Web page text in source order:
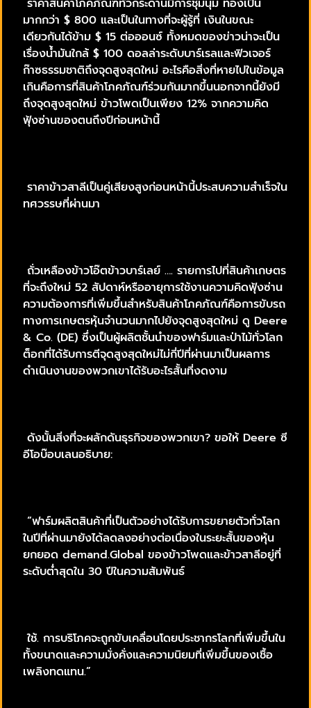
ราคาสินค้าโภคภัณฑ์ทั่วกระดานมีการชุมนุม ทองเป็น
มากกว่า $ 800 และเป็นในทางที่จะผู้รู้ที่ เงินในขณะ
เดียวกันได้ข้าม $ 15 ต่อออนซ์ ทั้งหมดของข่าวน่าจะเป็น
เรื่องน้ำมันใกล้ $ 100 ดอลล่าระดับบาร์เรลและฟิวเจอร์
ก๊าซธรรมชาติถึงจุดสูงสุดใหม่ อะไรคือสิ่งที่หายไปในข้อมูล
เกินคือการที่สินค้าโภคภัณฑ์ร่วมกันมากขึ้นนอกจากนี้ยังมี
ถึงจุดสูงสุดใหม่ ข้าวโพดเป็นเพียง 12% จากความคิด
ฟุ้งซ่านของตนถึงปีก่อนหน้านี้
ราคาข้าวสาลีเป็นคู่เสียงสูงก่อนหน้านี้ประสบความสำเร็จใน
ทศวรรษที่ผ่านมา
ถั่วเหลืองข้าวโอ๊ตข้าวบาร์เลย์ …. รายการไปที่สินค้าเกษตร
ที่จะถึงใหม่ 52 สัปดาห์หรืออายุการใช้งานความคิดฟุ้งซ่าน
ความต้องการที่เพิ่มขึ้นสำหรับสินค้าโภคภัณฑ์คือการขับรถ
ทางการเกษตรหุ้นจำนวนมากไปยังจุดสูงสุดใหม่ ดู Deere
& Co. (DE) ซึ่งเป็นผู้ผลิตชั้นนำของฟาร์มและป่าไม้ทั่วโลก
ต็อกที่ได้รับการตีจุดสูงสุดใหม่ไม่กี่ปีที่ผ่านมาเป็นผลการ
ดำเนินงานของพวกเขาได้รับอะไรสั้นที่งดงาม
ดังนั้นสิ่งที่จะผลักดันธุรกิจของพวกเขา? ขอให้ Deere ซี
อีโอบ๊อบเลนอธิบาย:
“ฟาร์มผลิตสินค้าที่เป็นตัวอย่างได้รับการขยายตัวทั่วโลก
ในปีที่ผ่านมายังได้ลดลงอย่างต่อเนื่องในระยะสั้นของหุ้น
ยกยอด demand.Global ของข้าวโพดและข้าวสาลีอยู่ที่
ระดับต่ำสุดใน 30 ปีในความสัมพันธ์
ใช้. การบริโภคจะถูกขับเคลื่อนโดยประชากรโลกที่เพิ่มขึ้นใน
ทั้งขนาดและความมั่งคั่งและความนิยมที่เพิ่มขึ้นของเชื้อ
เพลิงทดแทน.”